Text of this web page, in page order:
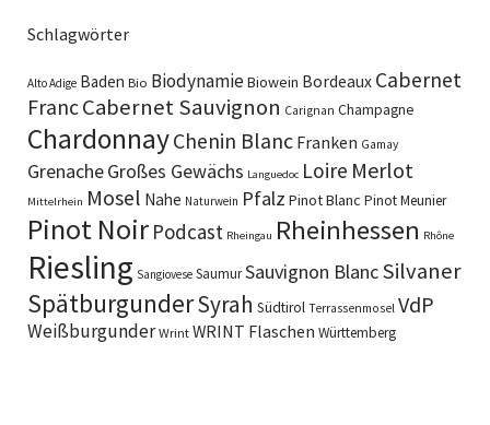
Schlagwörter
Alto Adige Baden Bio BiodynamieBiowein Bordeaux Cabernet
FrancCabernet Sauvignon Carignan Champagne
ChardonnayChenin Blanc Franken Gamay
GrenacheGroßes Gewächs Languedoc Loire Merlot
Mittelrhein Mosel Nahe Naturwein Pfalz Pinot Blanc Pinot Meunier
Pinot Noir Podcast Rheingau Rheinhessen Rhône
Riesling Sangiovese SaumurSauvignon BlancSilvaner
SpätburgunderSyrah Südtirol Terrassenmosel VdP
Weißburgunder Wrint WRINT Flaschen Württemberg